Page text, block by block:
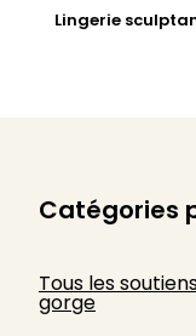
Lingerie
Catégories
Tous les
gorge